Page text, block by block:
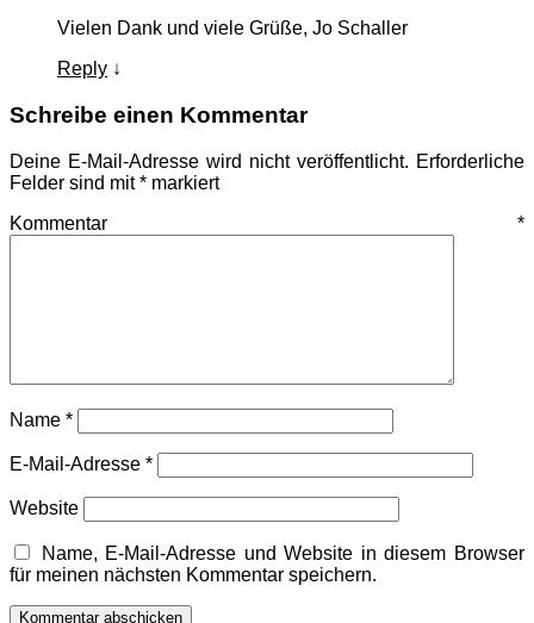
Vielen Dank und viele Grüße, Jo Schaller
Reply ↓
Schreibe einen Kommentar
Deine E-Mail-Adresse wird nicht veröffentlicht. Erforderliche
Felder sind mit* markiert
Kommentar *
Name *
E-Mail-Adresse *
Website
Name, E-Mail-Adresse und Website in diesem Browser
für meinen nächsten Kommentar speichern.